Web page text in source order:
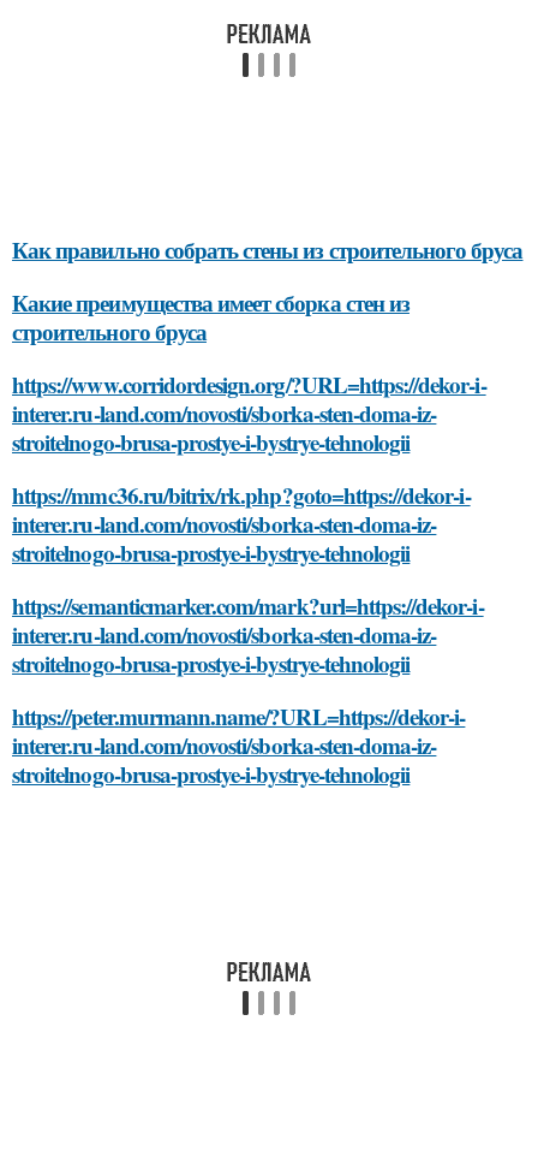
Как правильно собрать стены из строительного бруса
Какие преимущества имеет сборка стен из
строительного бруса
https://www.corridordesign.org/?URL=https://dekor-i-
interer.ru-land.com/novosti/sborka-sten-doma-iz-
stroitelnogo-brusa-prostye-i-bystrye-tehnologii
https://mmc36.ru/bitrix/rk.php?goto=https://dekor-i-
interer.ru-land.com/novosti/sborka-sten-doma-iz-
stroitelnogo-brusa-prostye-i-bystrye-tehnologii
https://semanticmarker.com/mark?url=https://dekor-i-
interer.ru-land.com/novosti/sborka-sten-doma-iz-
stroitelnogo-brusa-prostye-i-bystrye-tehnologii
https://peter.murmann.name/?URL=https://dekor-i-
interer.ru-land.com/novosti/sborka-sten-doma-iz-
stroitelnogo-brusa-prostye-i-bystrye-tehnologii